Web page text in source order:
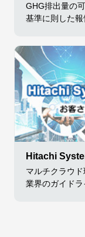
GHG排出量の
基準に則した報
Hitachi
マルチクラウ
業界のガイドラ